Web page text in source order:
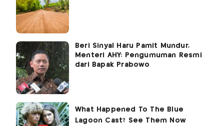
Beri Sinyal Haru Pamit Mundur,
Menteri AHY: Pengumuman Resmi
dari Bapak Prabowo